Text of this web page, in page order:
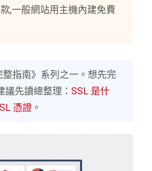
,一般網站用主機內建免費
指南》系列之一。想先完
議先讀總整理：SSL 是什
憑證 。